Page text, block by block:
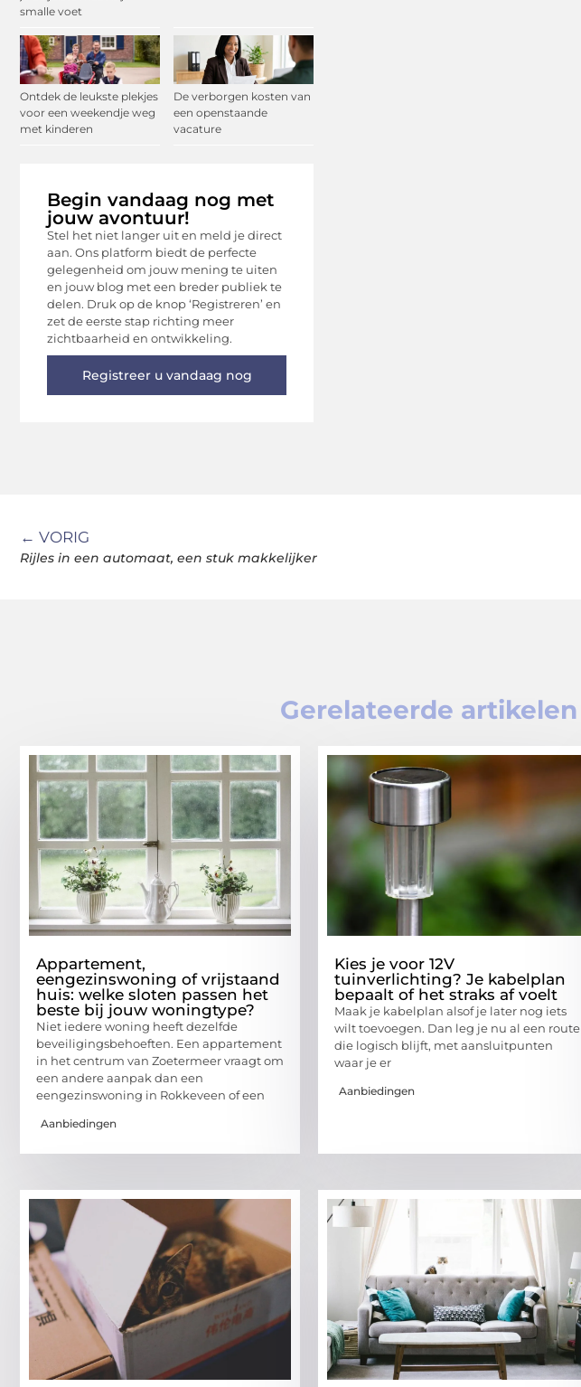
smalle voet
Ontdek de leukste plekjes
voor een weekendje weg
met kinderen
De verborgen kosten van
een openstaande
vacature
Begin vandaag nog met
jouw avontuur!
Stel het niet langer uit en meld je direct
aan. Ons platform biedt de perfecte
gelegenheid om jouw mening te uiten
en jouw blog met een breder publiek te
delen. Druk op de knop ‘Registreren’ en
zet de eerste stap richting meer
zichtbaarheid en ontwikkeling.
Registreer u vandaag nog
← VORIG
Rijles in een automaat, een stuk makkelijker
Gerelateerde artikelen
Appartement,
eengezinswoning of vrijstaand
huis: welke sloten passen het
beste bij jouw woningtype?
Niet iedere woning heeft dezelfde
beveiligingsbehoeften. Een appartement
in het centrum van Zoetermeer vraagt om
een andere aanpak dan een
eengezinswoning in Rokkeveen of een
Aanbiedingen
Kies je voor 12V
tuinverlichting? Je kabelplan
bepaalt of het straks af voelt
Maak je kabelplan alsof je later nog iets
wilt toevoegen. Dan leg je nu al een route
die logisch blijft, met aansluitpunten
waar je er
Aanbiedingen